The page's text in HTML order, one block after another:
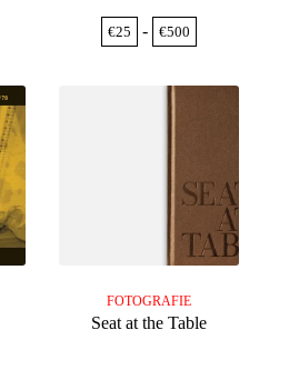
€25 - €500
€25
€500
FOTOGRAFIE
Seat at the Table